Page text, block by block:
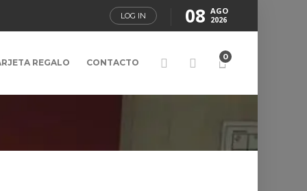
LOG IN 08 AGO
2026
REGALO CONTACTO
0